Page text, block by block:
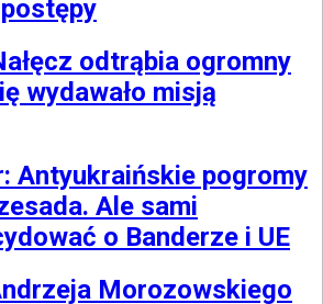
odtrąbia ogromny
wydawało misją
Antyukraińskie pogromy
Ale sami
o Banderze i UE
Morozowskiego